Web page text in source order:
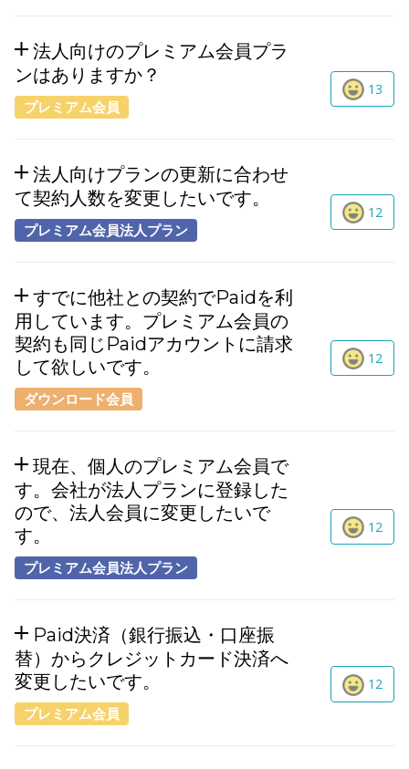
法人向けのプレミアム会員プラ
ンはありますか？
プレミアム会員
13
法人向けプランの更新に合わせ
て契約人数を変更したいです。
プレミアム会員法人プラン
12
すでに他社との契約でPaidを利
用しています。プレミアム会員の
契約も同じPaidアカウントに請求
して欲しいです。
ダウンロード会員
12
現在、個人のプレミアム会員で
す。会社が法人プランに登録した
ので、法人会員に変更したいで
す。
プレミアム会員法人プラン
12
Paid決済（銀行振込・口座振
替）からクレジットカード決済へ
変更したいです。
プレミアム会員
12